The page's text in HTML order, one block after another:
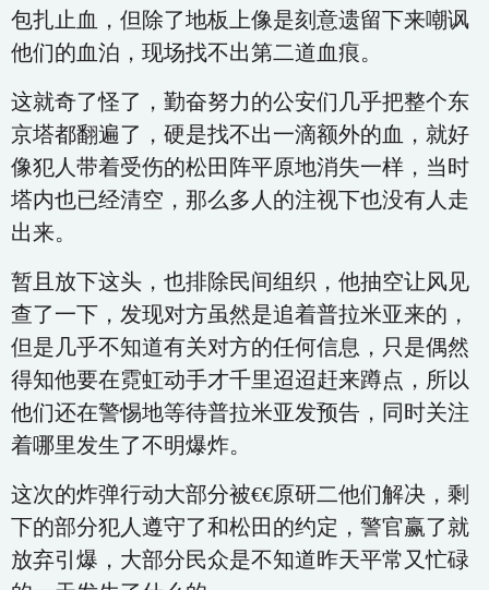
包扎止血，但除了地板上像是刻意遗留下来嘲讽
他们的血泊，现场找不出第二道血痕。
这就奇了怪了，勤奋努力的公安们几乎把整个东
京塔都翻遍了，硬是找不出一滴额外的血，就好
像犯人带着受伤的松田阵平原地消失一样，当时
塔内也已经清空，那么多人的注视下也没有人走
出来。
暂且放下这头，也排除民间组织，他抽空让风见
查了一下，发现对方虽然是追着普拉米亚来的，
但是几乎不知道有关对方的任何信息，只是偶然
得知他要在霓虹动手才千里迢迢赶来蹲点，所以
他们还在警惕地等待普拉米亚发预告，同时关注
着哪里发生了不明爆炸。
这次的炸弹行动大部分被€€原研二他们解决，剩
下的部分犯人遵守了和松田的约定，警官赢了就
放弃引爆，大部分民众是不知道昨天平常又忙碌